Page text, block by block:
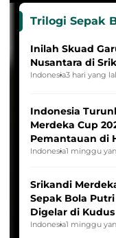
Trilogi Sepak
Inilah Skuad
Nusantara di
Indonesia3 hari yang
Indonesia
Merdeka Cup
Pemantauan di
League
Indonesia1 minggu
Srikandi
Sepak Bola
Digelar di Kudus
Indonesia1 minggu